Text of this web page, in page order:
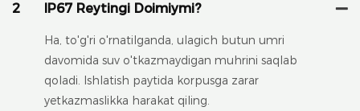
2 IP67 Reytingi Doimiymi?
Ha, to'g'ri o'rnatilganda, ulagich butun umri
davomida suv o'tkazmaydigan muhrini saqlab
qoladi. Ishlatish paytida korpusga zarar
yetkazmaslikka harakat qiling.